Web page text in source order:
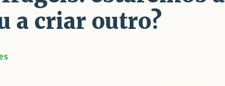
a criar outro?